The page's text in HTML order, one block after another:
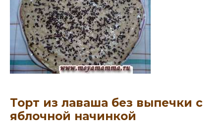
Торт из лаваша без выпечки с
яблочной начинкой